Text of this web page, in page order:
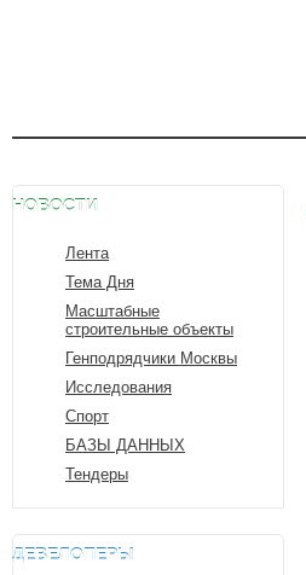
НОВОСТИ
Лента
Тема Дня
Масштабные
строительные объекты
Генподрядчики Москвы
Исследования
Спорт
БАЗЫ ДАННЫХ
Тендеры
ДЕВЕЛОПЕРЫ